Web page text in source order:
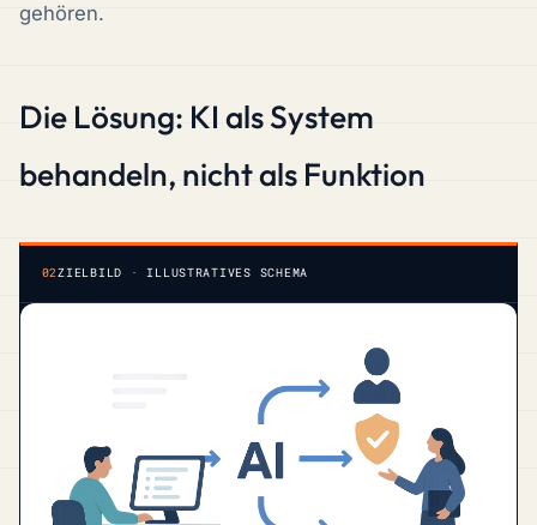
gehören.
Die Lösung: KI als System
behandeln, nicht als Funktion
02ZIELBILD · ILLUSTRATIVES SCHEMA